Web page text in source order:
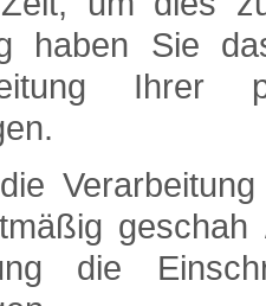
haben Sie
Ihrer
die